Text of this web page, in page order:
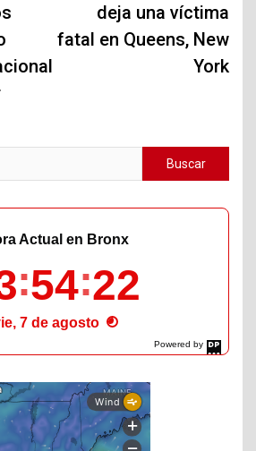
deja una víctima
fatal en Queens, New
York
Powered by
DaysPedia.com
Actual en Bronx
54 24
7 de agosto